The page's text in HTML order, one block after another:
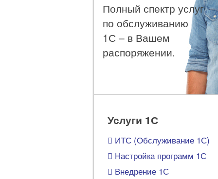
Полный спектр услуг
по обслуживанию
1С – в Вашем
распоряжении.
Услуги 1С
ИТС (Обслуживание 1С)
Настройка программ 1С
Внедрение 1С